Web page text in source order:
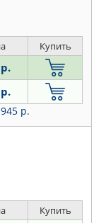
Купить
р.
Купить